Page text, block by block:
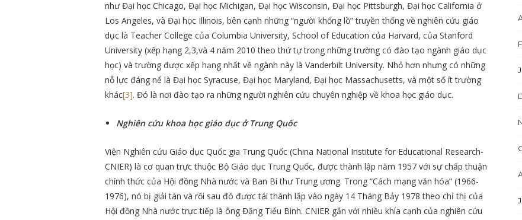
như Đại học Chicago, Đại học Michigan, Đại học Wisconsin, Đại học Pittsburgh, Đại học California ở
Los Angeles, và Đại học Illinois, bên cạnh những “người khổng lồ” truyền thống về nghiên cứu giáo
dục là Teacher College của Columbia University, School of Education của Harvard, của Stanford
University (xếp hạng 2,3,và 4 năm 2010 theo thứ tự trong những trường có đào tạo ngành giáo dục
học) và trường được xếp hạng nhất về ngành này là Vanderbilt University. Nhỏ hơn nhưng có những
nỗ lực đáng nể là Đại học Syracuse, Đại học Maryland, Đại học Massachusetts, và một số ít trường
khác[3]. Đó là nơi đào tạo ra những người nghiên cứu chuyên nghiệp về khoa học giáo dục.
Nghiên cứu khoa học giáo dục ở Trung Quốc
Viện Nghiên cứu Giáo dục Quốc gia Trung Quốc (China National Institute for Educational Research-
CNIER) là cơ quan trực thuộc Bộ Giáo dục Trung Quốc, được thành lập năm 1957 với sự chấp thuận
chính thức của Hội đồng Nhà nước và Ban Bí thư Trung ương. Trong “Cách mạng văn hóa” (1966-
1976), nó bị giải tán và rồi sau đó được tái thành lập vào ngày 14 Tháng Bảy 1978 theo chỉ thị của
Hội đồng Nhà nước trực tiếp là ông Đặng Tiểu Bình. CNIER gắn với nhiều khía cạnh của nghiên cứu